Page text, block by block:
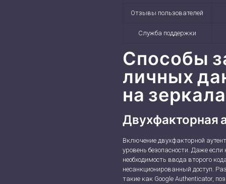
Отзывы пользователей
Служба поддержки
Способы
личных
на
Двухфакторная
Включение двухфакторной
уровень безопасности. Даже
необходимость ввода второго
несанкционированный доступ.
такие как Google Authenticator,